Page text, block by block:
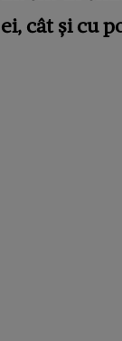
ei, cât și cu